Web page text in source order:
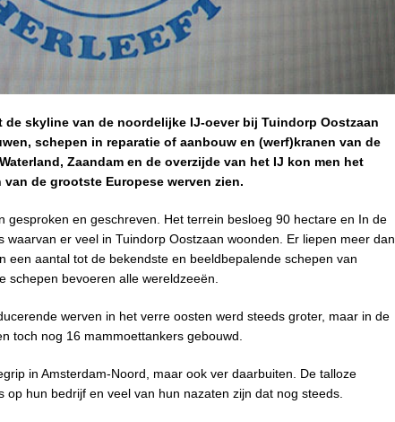
de skyline van de noordelijke IJ-oever bij Tuindorp Oostzaan
schepen in reparatie of aanbouw en (werf)kranen van de
Zaandam en de overzijde van het IJ kon men het
de grootste Europese werven zien.
gesproken en geschreven. Het terrein besloeg 90 hectare en In de
waarvan er veel in Tuindorp Oostzaan woonden. Er liepen meer dan
een aantal tot de bekendste en beeldbepalende schepen van
schepen bevoeren alle wereldzeeën.
werven in het verre oosten werd steeds groter, maar in de
toch nog 16 mammoettankers gebouwd.
in Amsterdam-Noord, maar ook ver daarbuiten. De talloze
hun bedrijf en veel van hun nazaten zijn dat nog steeds.